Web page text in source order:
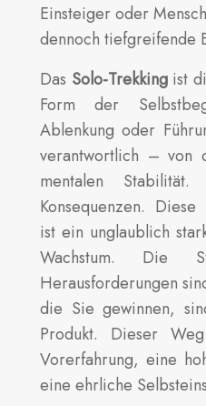
Einsteiger oder
dennoch tiefgreifende
Das Solo-Trekkingist
Form der
Ablenkung oder
verantwortlich – von
mentalen
Konsequenzen.
ist ein unglaublich
Wachstum.
Herausforderungen
die Sie gewinnen,
Produkt. Dieser
Vorerfahrung, eine
eine ehrliche